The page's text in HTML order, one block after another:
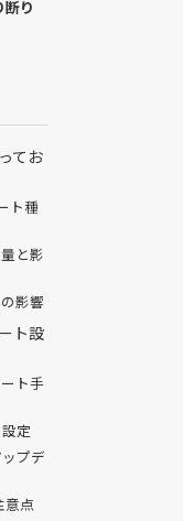
断り
てお
ト種
と影
影響
ト設
ト手
定
プデ
意点